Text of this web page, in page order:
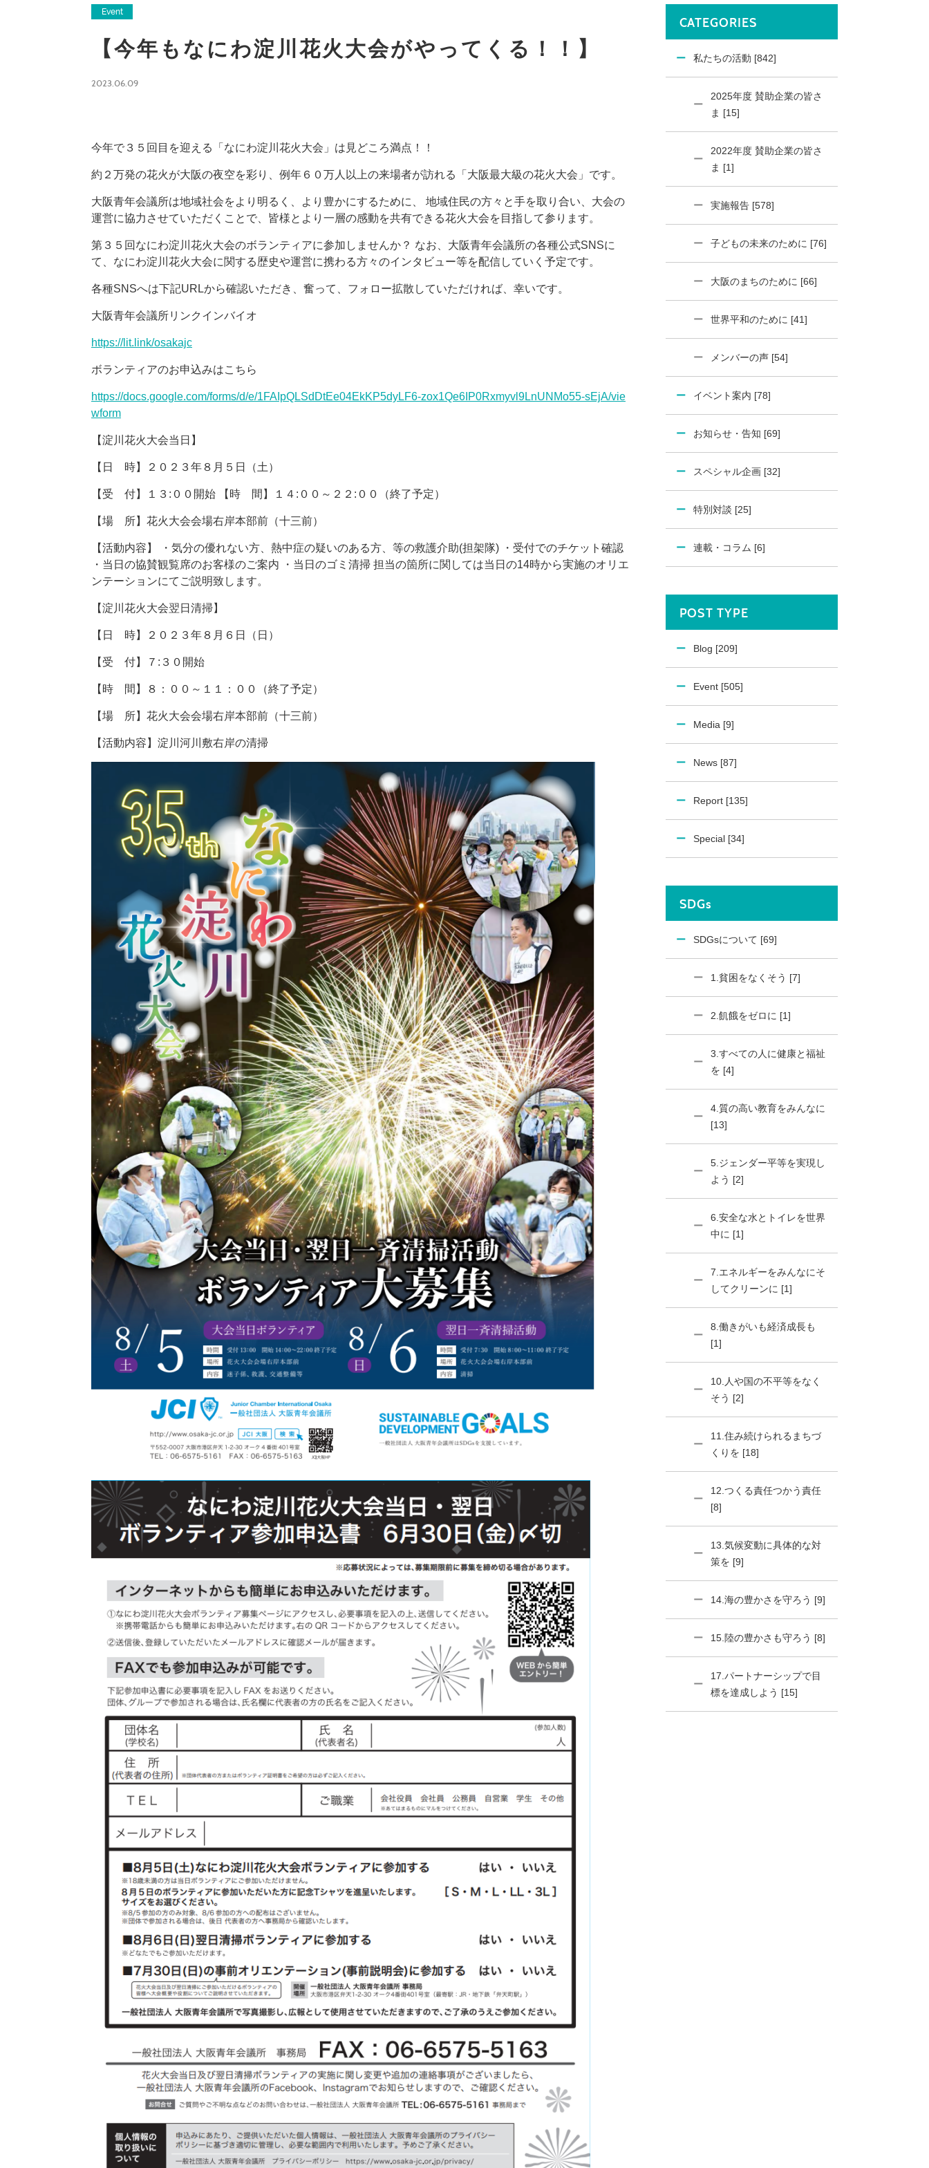
Event
【今年もなにわ淀川花火大会がやってくる！！】
2023.06.09
今年で３５回目を迎える「なにわ淀川花火大会」は見どころ満点！！
約２万発の花火が大阪の夜空を彩り、例年６０万人以上の来場者が訪れる「大阪最大級の花火大会」です。
大阪青年会議所は地域社会をより明るく、より豊かにするために、 地域住民の方々と手を取り合い、大会の
運営に協力させていただくことで、皆様とより一層の感動を共有できる花火大会を目指して参ります。
第３５回なにわ淀川花火大会のボランティアに参加しませんか？ なお、大阪青年会議所の各種公式SNSに
て、なにわ淀川花火大会に関する歴史や運営に携わる方々のインタビュー等を配信していく予定です。
各種SNSへは下記URLから確認いただき、奮って、フォロー拡散していただければ、幸いです。
大阪青年会議所リンクインバイオ
https://lit.link/osakajc
ボランティアのお申込みはこちら
https://docs.google.com/forms/d/e/1FAIpQLSdDtEe04EkKP5dyLF6-zox1Qe6IP0Rxmyvl9LnUNMo55-sEjA/vie
wform
【淀川花火大会当日】
【日 時】２０２３年８月５日（土）
【受 付】１３:００開始 【時 間】１４:００～２２:００（終了予定）
【場 所】花火大会会場右岸本部前（十三前）
【活動内容】 ・気分の優れない方、熱中症の疑いのある方、等の救護介助(担架隊) ・受付でのチケット確認
・当日の協賛観覧席のお客様のご案内 ・当日のゴミ清掃 担当の箇所に関しては当日の14時から実施のオリエ
ンテーションにてご説明致します。
【淀川花火大会翌日清掃】
【日 時】２０２３年８月６日（日）
【受 付】７:３０開始
【時 間】８：００～１１：００（終了予定）
【場 所】花火大会会場右岸本部前（十三前）
【活動内容】淀川河川敷右岸の清掃
CATEGORIES
私たちの活動 [842]
2025年度 賛助企業の皆さ
ま [15]
2022年度 賛助企業の皆さ
ま [1]
実施報告 [578]
子どもの未来のために [76]
大阪のまちのために [66]
世界平和のために [41]
メンバーの声 [54]
イベント案内 [78]
お知らせ・告知 [69]
スペシャル企画 [32]
特別対談 [25]
連載・コラム [6]
POST TYPE
Blog [209]
Event [505]
Media [9]
News [87]
Report [135]
Special [34]
SDGs
SDGsについて [69]
1.貧困をなくそう [7]
2.飢餓をゼロに [1]
3.すべての人に健康と福祉
を [4]
4.質の高い教育をみんなに
[13]
5.ジェンダー平等を実現し
よう [2]
6.安全な水とトイレを世界
中に [1]
7.エネルギーをみんなにそ
してクリーンに [1]
8.働きがいも経済成長も
[1]
10.人や国の不平等をなく
そう [2]
11.住み続けられるまちづ
くりを [18]
12.つくる責任つかう責任
[8]
13.気候変動に具体的な対
策を [9]
14.海の豊かさを守ろう [9]
15.陸の豊かさも守ろう [8]
17.パートナーシップで目
標を達成しよう [15]